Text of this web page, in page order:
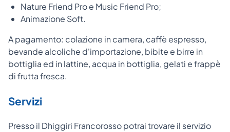
Nature Friend Pro e Music Friend Pro;
Animazione Soft.
A pagamento: colazione in camera, caffè espresso,
bevande alcoliche d'importazione, bibite e birre in
bottiglia ed in lattine, acqua in bottiglia, gelati e frappè
di frutta fresca.
Servizi
Presso il Dhiggiri Francorosso potrai trovare il servizio